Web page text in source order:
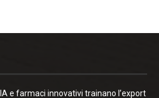
e farmaci innovativi trainano l’export